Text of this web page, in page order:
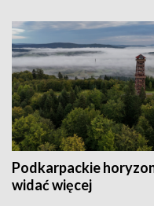
Podkarpackie
widać więcej